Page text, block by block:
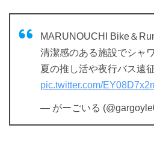
MARUNOUCHI Bike＆
清潔感のある施設でシャ
夏の推し活や夜行バス遠
pic.twitter.com/
— がーごいる